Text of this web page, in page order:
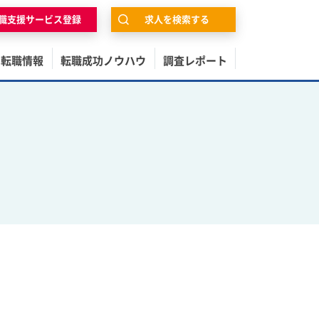
職情報 転職成功ノウハウ 調査レポート
支援サービス登録 求人を検索する